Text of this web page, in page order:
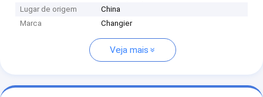
Lugar de origem
China
Marca
Changier
Veja mais